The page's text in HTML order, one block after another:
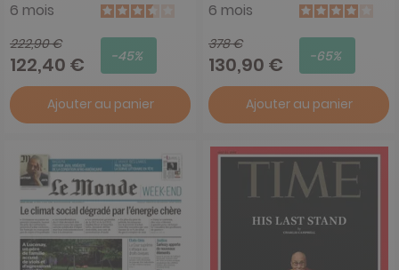
6 mois
222,90 €
122,40 € -45%
Ajouter au panier
6 mois
378 €
130,90 € -65%
Ajouter au panier